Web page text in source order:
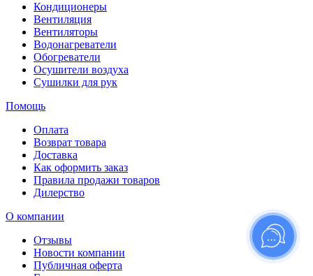
Кондиционеры
Вентиляция
Вентиляторы
Водонагреватели
Обогреватели
Осушители воздуха
Сушилки для рук
Помощь
Оплата
Возврат товара
Доставка
Как оформить заказ
Правила продажи товаров
Дилерство
О компании
Отзывы
Новости компании
Публичная оферта